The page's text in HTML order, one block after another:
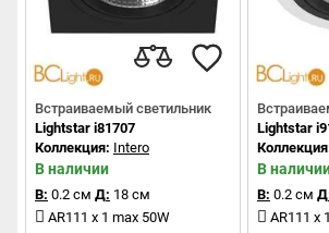
Встраиваемый светильник
Lightstar i81707
Коллекция: Intero
В наличии
В: 0.2 см Д: 18 см
AR111 x 1 max 50W
Lightstar
В
В: 0.2 см
AR111 x